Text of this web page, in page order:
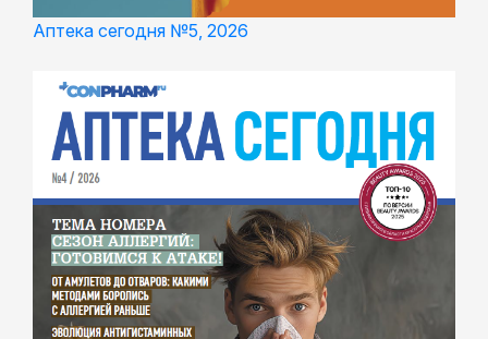
Аптека сегодня №5, 2026